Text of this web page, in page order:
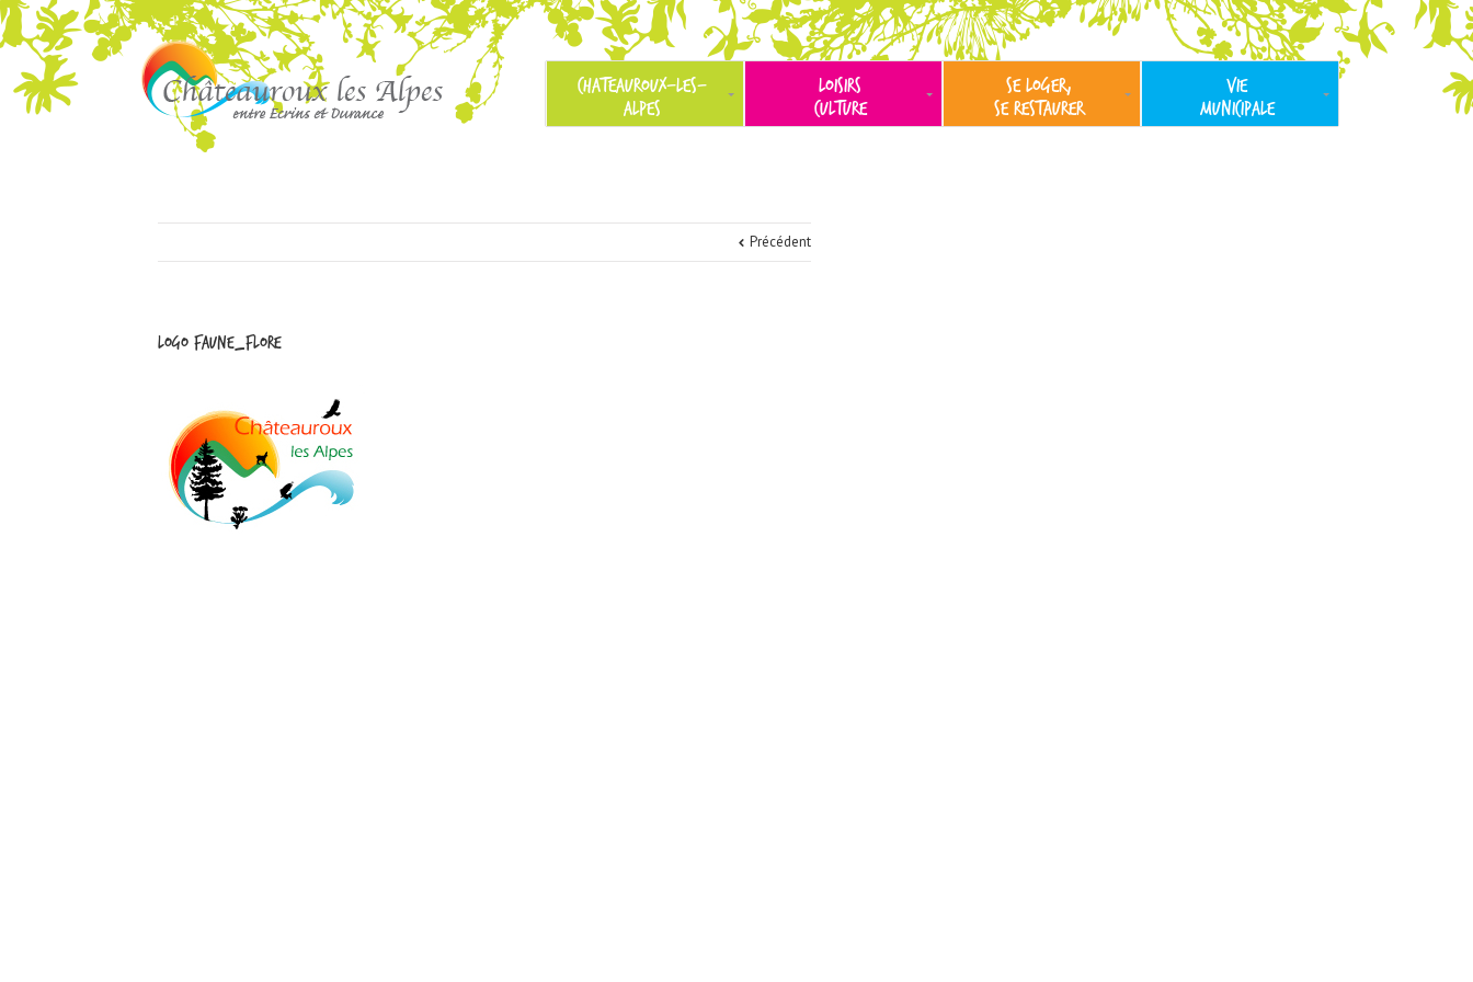
CHATEAUROUX-LES-
ALPES
LOISIRS
CULTURE
SE LOGER,
SE RESTAURER
VIE
MUNICIPALE
Précédent
logo Faune_Flore